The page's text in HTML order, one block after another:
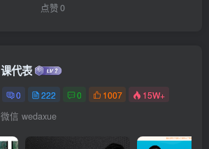
点赞0
课代表
0 222 0 1007 15W+
微信 wedaxue